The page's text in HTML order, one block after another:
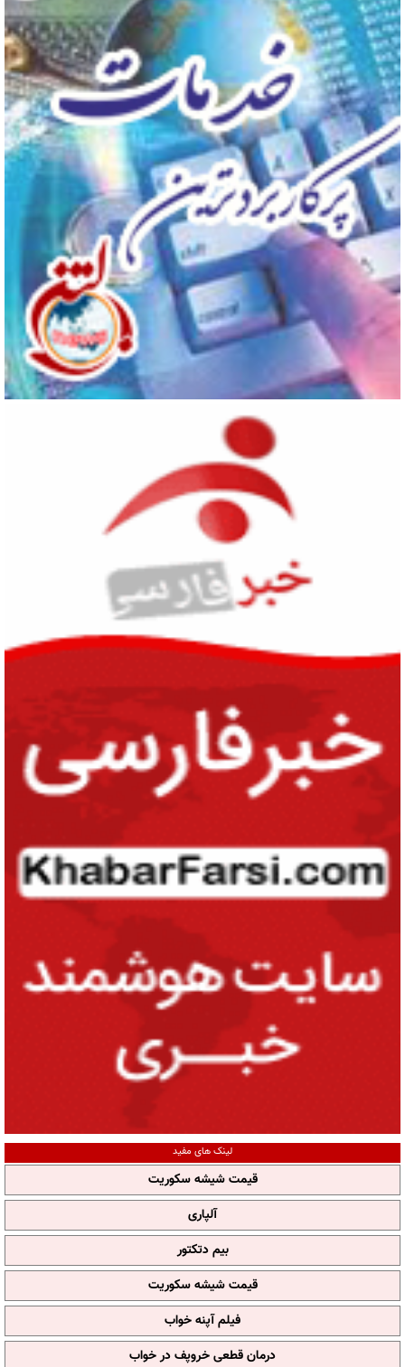
لینک های مفید
قیمت شیشه سکوریت
آلپاری
بیم دتکتور
قیمت شیشه سکوریت
فیلم آپنه خواب
درمان قطعی خروپف در خواب